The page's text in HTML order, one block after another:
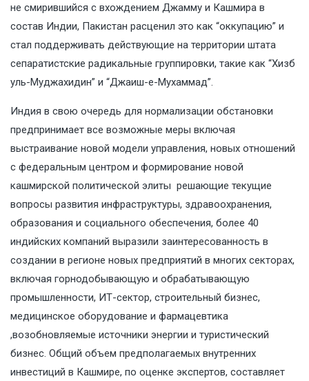
не смирившийся с вхождением Джамму и Кашмира в
состав Индии, Пакистан расценил это как “оккупацию” и
стал поддерживать действующие на территории штата
сепаратистские радикальные группировки, такие как “Хизб
уль-Муджахидин” и “Джаиш-е-Мухаммад”.
Индия в свою очередь для нормализации обстановки
предпринимает все возможные меры включая
выстраивание новой модели управления, новых отношений
с федеральным центром и формирование новой
кашмирской политической элиты решающие текущие
вопросы развития инфраструктуры, здравоохранения,
образования и социального обеспечения, более 40
индийских компаний выразили заинтересованность в
создании в регионе новых предприятий в многих секторах,
включая горнодобывающую и обрабатывающую
промышленности, ИТ-сектор, строительный бизнес,
медицинское оборудование и фармацевтика
,возобновляемые источники энергии и туристический
бизнес. Общий объем предполагаемых внутренних
инвестиций в Кашмире, по оценке экспертов, составляет